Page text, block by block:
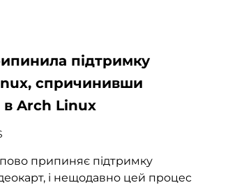
підтримку
спричинивши
Arch Linux
припиняє підтримку
і нещодавно цей процес